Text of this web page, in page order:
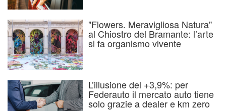
"Flowers. Meravigliosa Natura"
al Chiostro del Bramante: l’arte
si fa organismo vivente
L’illusione del +3,9%: per
Federauto il mercato auto tiene
solo grazie a dealer e km zero